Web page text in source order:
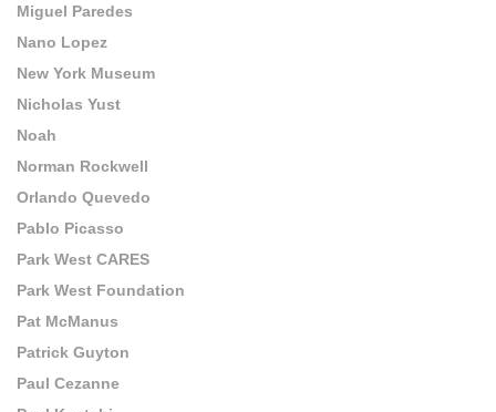
Miguel Paredes
Nano Lopez
New York Museum
Nicholas Yust
Noah
Norman Rockwell
Orlando Quevedo
Pablo Picasso
Park West CARES
Park West Foundation
Pat McManus
Patrick Guyton
Paul Cezanne